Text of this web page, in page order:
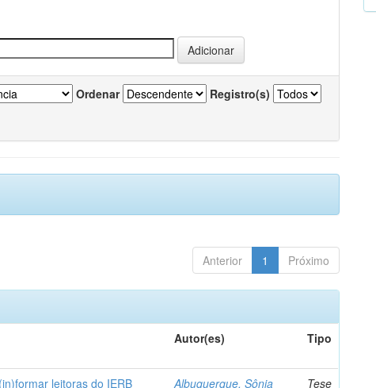
Ordenar Registro(s)
Anterior 1 Próximo
Autor(es) Tipo
leitoras do IERB Albuquerque, Sônia Tese